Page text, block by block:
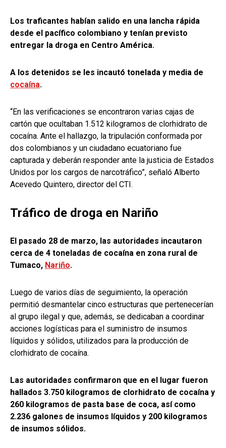
Los traficantes habían salido en una lancha rápida
desde el pacífico colombiano y tenían previsto
entregar la droga en Centro América.
A los detenidos se les incautó tonelada y media de
cocaína.
“En las verificaciones se encontraron varias cajas de
cartón que ocultaban 1.512 kilogramos de clorhidrato de
cocaína. Ante el hallazgo, la tripulación conformada por
dos colombianos y un ciudadano ecuatoriano fue
capturada y deberán responder ante la justicia de Estados
Unidos por los cargos de narcotráfico”, señaló Alberto
Acevedo Quintero, director del CTI.
Tráfico de droga en Nariño
El pasado 28 de marzo, las autoridades incautaron
cerca de 4 toneladas de cocaína en zona rural de
Tumaco, Nariño.
Luego de varios días de seguimiento, la operación
permitió desmantelar cinco estructuras que pertenecerían
al grupo ilegal y que, además, se dedicaban a coordinar
acciones logísticas para el suministro de insumos
líquidos y sólidos, utilizados para la producción de
clorhidrato de cocaína.
Las autoridades confirmaron que en el lugar fueron
hallados 3.750 kilogramos de clorhidrato de cocaína y
260 kilogramos de pasta base de coca, así como
2.236 galones de insumos líquidos y 200 kilogramos
de insumos sólidos.